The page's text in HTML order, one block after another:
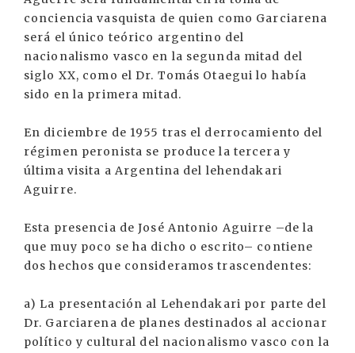
conciencia vasquista de quien como Garciarena
será el único teórico argentino del
nacionalismo vasco en la segunda mitad del
siglo XX, como el Dr. Tomás Otaegui lo había
sido en la primera mitad.
En diciembre de 1955 tras el derrocamiento del
régimen peronista se produce la tercera y
última visita a Argentina del lehendakari
Aguirre.
Esta presencia de José Antonio Aguirre –de la
que muy poco se ha dicho o escrito– contiene
dos hechos que consideramos trascendentes:
a) La presentación al Lehendakari por parte del
Dr. Garciarena de planes destinados al accionar
político y cultural del nacionalismo vasco con la